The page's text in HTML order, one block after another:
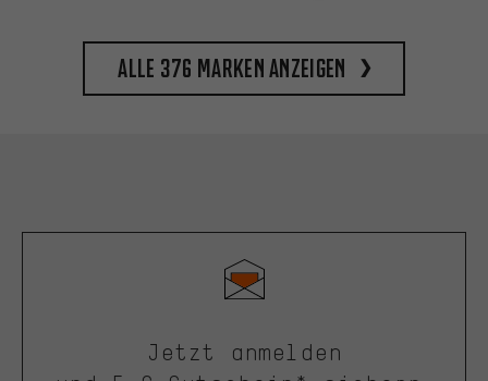
Alle 376 Marken anzeigen
Jetzt anmelden